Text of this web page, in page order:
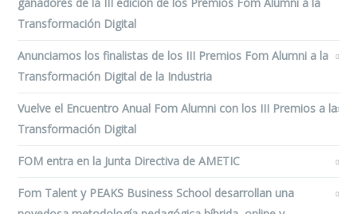
Transformación Digital
Anunciamos los finalistas de los III Premios Fom Alumni a la
Transformación Digital de la Industria
Vuelve el Encuentro Anual Fom Alumni con los III Premios a la
Transformación Digital
FOM entra en la Junta Directiva de AMETIC
Fom Talent y PEAKS Business School desarrollan una